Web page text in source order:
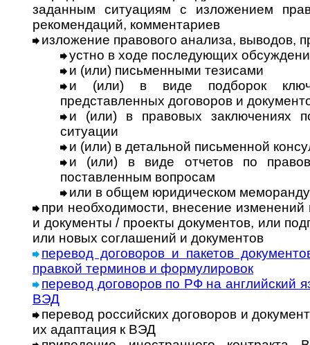
заданным ситуациям с изложением
рекомендаций, комментариев
изложение правового анализа, выводов,
устно в ходе последующих
и (или) письменными тезисами
и (или) в виде подборок
представленных договоров и
и (или) в правовых заключениях
ситуации
и (или) в детальной письменной
и (или) в виде отчетов по
поставленным вопросам
или в общем юридическом
при необходимости, внесение
и документы / проекты документов, или
или новых соглашений и документов
перевод договоров и пакетов
правкой терминов и формулировок
перевод договоров по РФ на английский
ВЭД
перевод российских договоров и
их адаптация к ВЭД